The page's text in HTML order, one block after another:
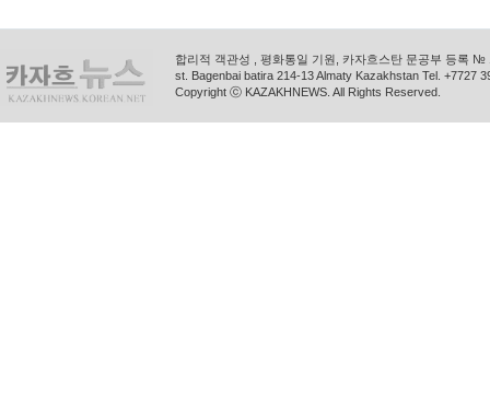
합리적 객관성 , 평화통일 기원, 카자흐스탄 문공부 등록
st. Bagenbai batira 214-13 Almaty Kazakhstan Tel. +7727
Copyright ⓒ KAZAKHNEWS. All Rights Reserved.